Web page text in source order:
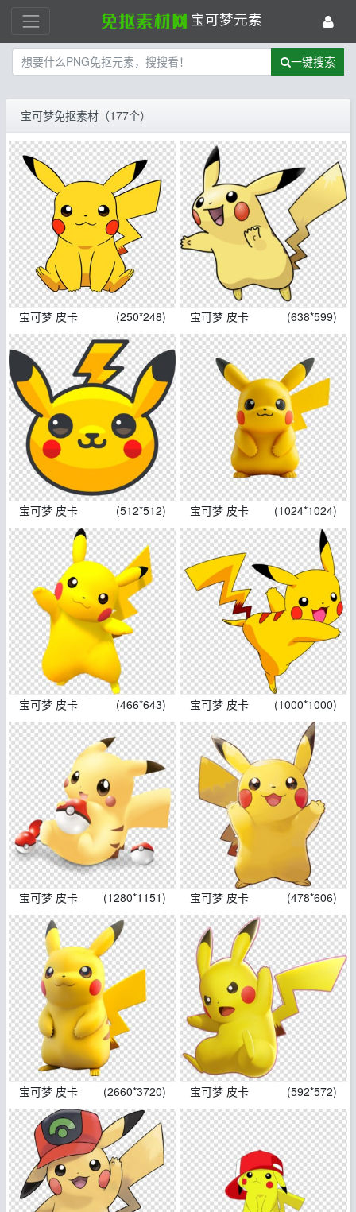
宝可梦元素
一键搜索
宝可梦免抠素材（177个）
宝可梦 皮卡 (250*248) 宝可梦 皮卡 (638*599)
宝可梦 皮卡 (512*512) 宝可梦 皮卡 (1024*1024)
宝可梦 皮卡 (466*643) 宝可梦 皮卡 (1000*1000)
宝可梦 皮卡 (1280*1151) 宝可梦 皮卡 (478*606)
宝可梦 皮卡 (2660*3720) 宝可梦 皮卡 (592*572)